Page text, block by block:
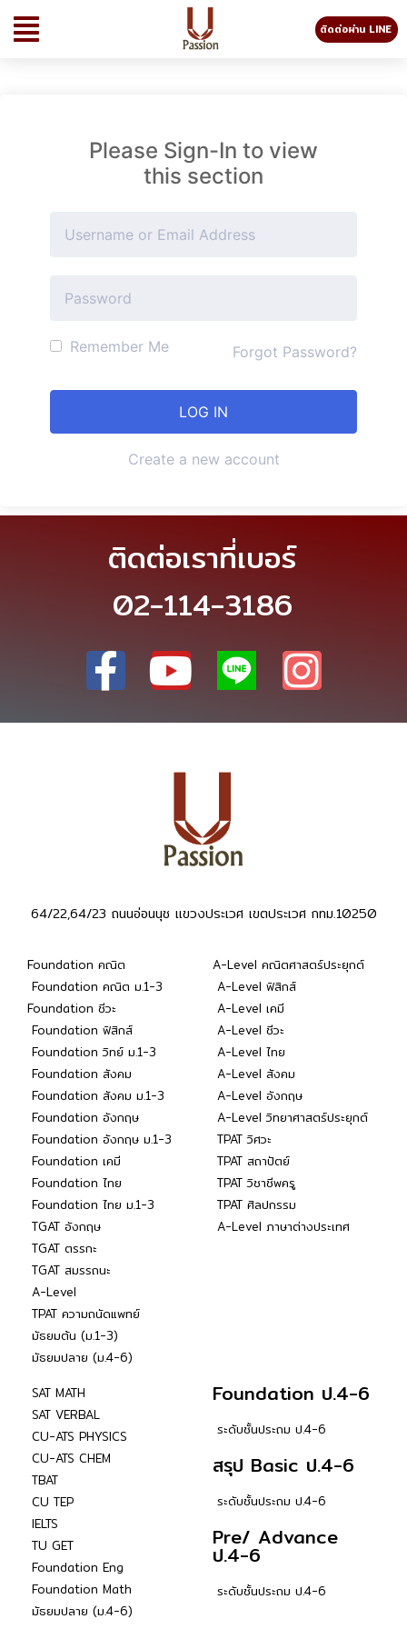
ติดต่อผ่าน LINE
Please Sign-In to view
this section
Remember Me Forgot Password?
Create a new account
ติดต่อเราที่เบอร์
02-114-3186
64/22,64/23 ถนนอ่อนนุช แขวงประเวศ เขตประเวศ กทม.10250
Foundation คณิต
Foundation คณิต ม.1-3
Foundation ชีวะ
Foundation ฟิสิกส์
Foundation วิทย์ ม.1-3
Foundation สังคม
Foundation สังคม ม.1-3
Foundation อังกฤษ
Foundation อังกฤษ ม.1-3
Foundation เคมี
Foundation ไทย
Foundation ไทย ม.1-3
TGAT อังกฤษ
TGAT ตรรกะ
TGAT สมรรถนะ
A-Level
TPAT ความถนัดแพทย์
มัธยมต้น (ม.1-3)
มัธยมปลาย (ม.4-6)
A-Level คณิตศาสตร์ประยุกต์
A-Level ฟิสิกส์
A-Level เคมี
A-Level ชีวะ
A-Level ไทย
A-Level สังคม
A-Level อังกฤษ
A-Level วิทยาศาสตร์ประยุกต์
TPAT วิศวะ
TPAT สถาปัตย์
TPAT วิชาชีพครู
TPAT ศิลปกรรม
A-Level ภาษาต่างประเทศ
SAT MATH
SAT VERBAL
CU-ATS PHYSICS
CU-ATS CHEM
TBAT
CU TEP
IELTS
TU GET
Foundation Eng
Foundation Math
มัธยมปลาย (ม.4-6)
Foundation ป.4-6
ระดับชั้นประถม ป.4-6
สรุป Basic ป.4-6
ระดับชั้นประถม ป.4-6
Pre/ Advance
ป.4-6
ระดับชั้นประถม ป.4-6